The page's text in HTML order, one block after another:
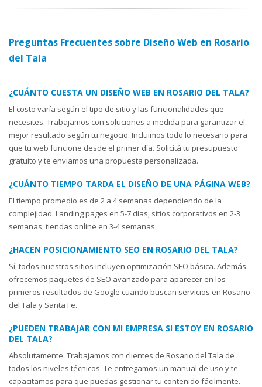
Preguntas Frecuentes sobre Diseño Web en Rosario
del Tala
¿CUÁNTO CUESTA UN DISEÑO WEB EN ROSARIO DEL TALA?
El costo varía según el tipo de sitio y las funcionalidades que
necesites. Trabajamos con soluciones a medida para garantizar el
mejor resultado según tu negocio. Incluimos todo lo necesario para
que tu web funcione desde el primer día. Solicitá tu presupuesto
gratuito y te enviamos una propuesta personalizada.
¿CUÁNTO TIEMPO TARDA EL DISEÑO DE UNA PÁGINA WEB?
El tiempo promedio es de 2 a 4 semanas dependiendo de la
complejidad. Landing pages en 5-7 días, sitios corporativos en 2-3
semanas, tiendas online en 3-4 semanas.
¿HACEN POSICIONAMIENTO SEO EN ROSARIO DEL TALA?
Sí, todos nuestros sitios incluyen optimización SEO básica. Además
ofrecemos paquetes de SEO avanzado para aparecer en los
primeros resultados de Google cuando buscan servicios en Rosario
del Tala y Santa Fe.
¿PUEDEN TRABAJAR CON MI EMPRESA SI ESTOY EN ROSARIO
DEL TALA?
Absolutamente. Trabajamos con clientes de Rosario del Tala de
todos los niveles técnicos. Te entregamos un manual de uso y te
capacitamos para que puedas gestionar tu contenido fácilmente.